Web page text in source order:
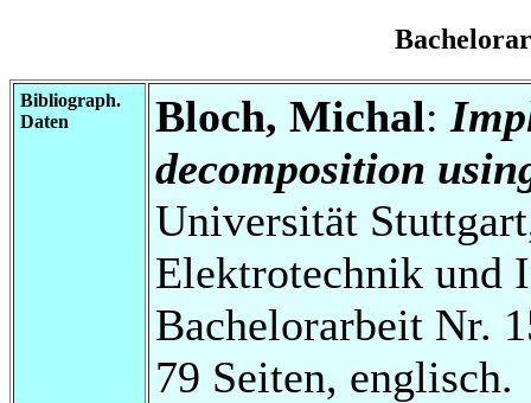
Bibliograph.
Daten
Bloch, Michal:
decomposition
Universität
Elektrotechnik und
Bachelorarbeit Nr.
79 Seiten, englisch.